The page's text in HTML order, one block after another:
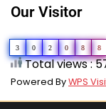
Our Visitor
3 0 2 0 8 8
Total views :
Powered ByWPS